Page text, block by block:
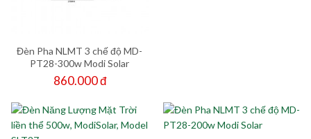
Đèn Pha NLMT 3 chế độ MD-
PT28-300w Modi Solar
860.000 đ